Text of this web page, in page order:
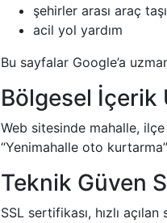
şehirler arası araç
acil yol yardım
Bu sayfalar Google’a
Bölgesel İçerik
Web sitesinde mahalle,
“Yenimahalle oto
Teknik Güven
SSL sertifikası, hızlı